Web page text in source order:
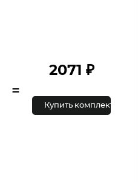
=
2071 ₽
Купить комплект